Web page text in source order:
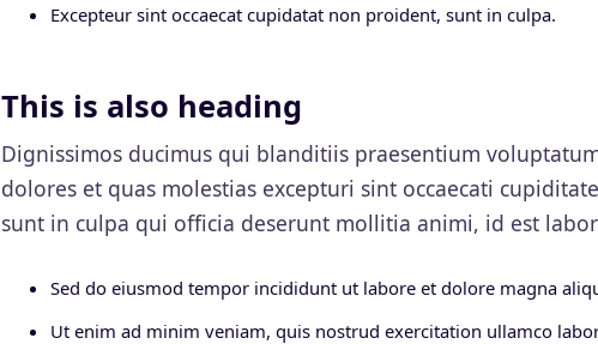
Excepteur sint occaecat cupidatat non proident, sunt in culpa.
This is also heading
Dignissimos ducimus qui blanditiis praesentium
dolores et quas molestias excepturi sint occaecati
sunt in culpa qui officia deserunt mollitia animi, id est
Sed do eiusmod tempor incididunt ut labore et dolore magna
Ut enim ad minim veniam, quis nostrud exercitation ullamco